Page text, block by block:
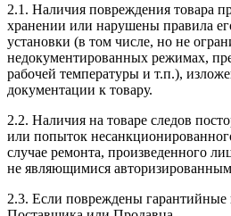
2.1. Наличия повреждения товара
хранении или нарушены правила
установки (в том числе, но не
недокументированных режимах,
рабочей температуры и т.п.),
документации к товару.
2.2. Наличия на товаре следов
или попыток
случае ремонта, произведенного
не являющимися
2.3. Если повреждены гарантийные